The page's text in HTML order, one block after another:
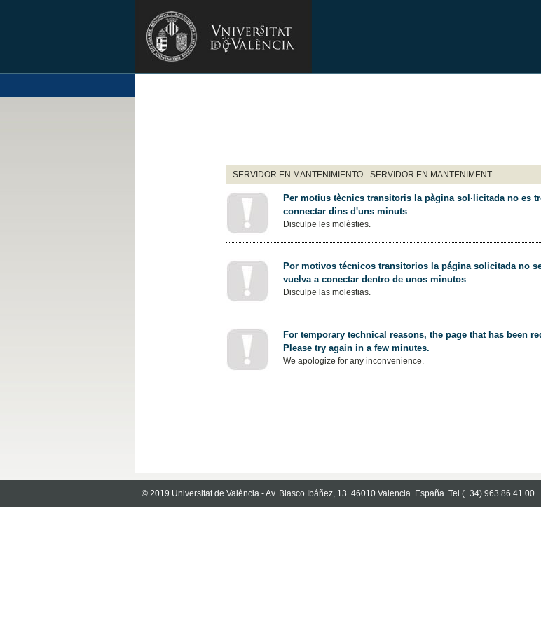
SERVIDOR EN MANTENIMIENTO - SERVIDOR EN MANTENIMENT
Per motius tècnics transitoris la pàgina sol·licitada no es
connectar dins d'uns minuts
Disculpe les molèsties.
Por motivos técnicos transitorios la página solicitada no
vuelva a conectar dentro de unos minutos
Disculpe las molestias.
For temporary technical reasons, the page that has been
Please try again in a few minutes.
We apologize for any inconvenience.
© 2019 Universitat de València - Av. Blasco Ibáñez, 13. 46010 Valencia. España. Tel (+34) 963 86 41 00